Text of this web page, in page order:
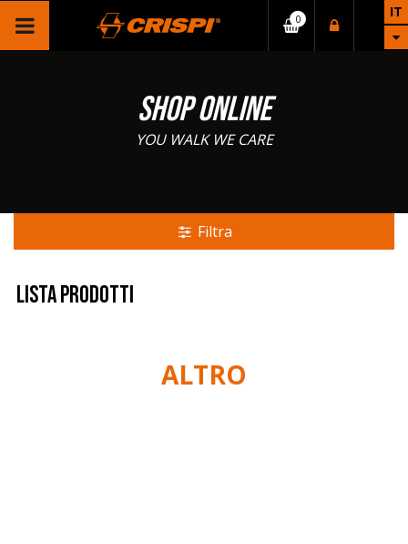
IT
SHOP ONLINE
YOU WALK WE CARE
Filtra
Lista prodotti
ALTRO